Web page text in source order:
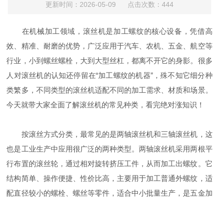
更新时间：2026-05-09 点击次数：444
在机械加工领域，滚丝机是加工螺纹的核心设备，凭借高
效、精准、耐磨的优势，广泛应用于汽车、农机、五金、航空等
行业，小到螺丝螺栓，大到大型丝杠，都离不开它的身影。很多
人对滚丝机的认知还停留在“加工螺纹的机器”，殊不知它细分种
类繁多，不同类型的滚丝机适配不同的加工需求、材质和场景。
今天就带大家全面了解滚丝机的常见种类，看完绝对涨知识！
按滚丝方式分类，最常见的是两轴滚丝机和三轴滚丝机，这
也是工业生产中应用很广泛的两种类型。两轴滚丝机采用两根平
行布置的滚丝轮，通过相对旋转挤压工件，从而加工出螺纹。它
结构简单、操作便捷、性价比高，主要用于加工普通外螺纹，适
配直径较小的螺栓、螺丝等零件，适合中小批量生产，是五金加